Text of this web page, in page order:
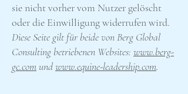
sie nicht vorher vom Nutzer gelöscht
oder die Einwilligung widerrufen wird.
Diese Seite gilt für beide von Berg Global
Consulting betriebenen Websites: www.berg-
gc.comundwww.equine-leadership.com.